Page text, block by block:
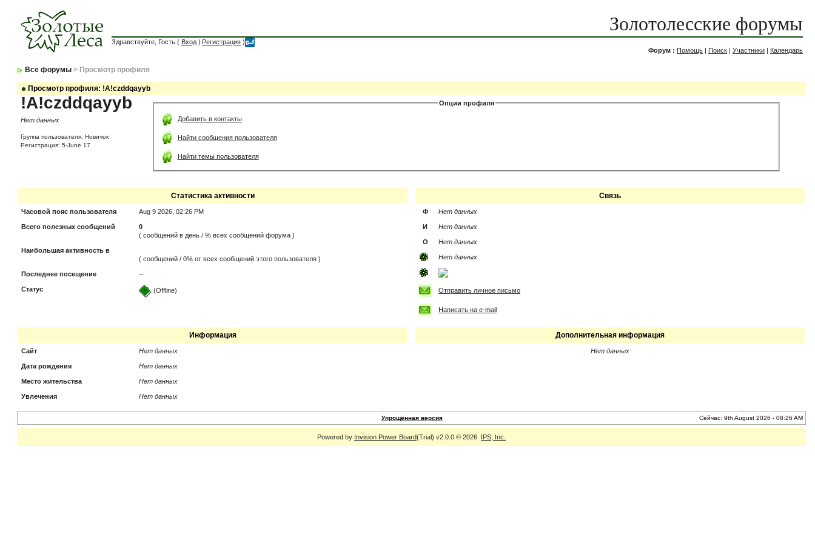
Золотолесские форумы
Здравствуйте, Гость ( Вход | Регистрация )
Форум : Помощь | Поиск | Участники | Календарь
Все форумы > Просмотр профиля
Просмотр профиля: !A!czddqayyb
!A!czddqayyb
Нет данных
Группа пользователя: Новичок
Регистрация: 5-June 17
Опции профиля
Добавить в контакты
Найти сообщения пользователя
Найти темы пользователя
Статистика активности
Часовой пояс пользователя Aug 9 2026, 02:26 PM
Всего полезных сообщений
0
( сообщений в день / % всех сообщений форума )
Наибольшая активность в
( сообщений / 0% от всех сообщений этого пользователя )
Последнее посещение --
Статус (Offline)
Связь
Ф Нет данных
И Нет данных
О Нет данных
Нет данных
Отправить личное письмо
Написать на e-mail
Информация
Сайт Нет данных
Дата рождения Нет данных
Место жительства Нет данных
Увлечения Нет данных
Дополнительная информация
Нет данных
Упрощённая версия Сейчас: 9th August 2026 - 08:26 AM
Powered by Invision Power Board(Trial) v2.0.0 © 2026 IPS, Inc.